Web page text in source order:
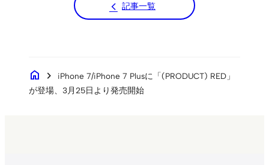
記事一覧
home chevron_right
iPhone 7/iPhone 7 Plusに「(PRODUCT) RED」
が登場、3月25日より発売開始